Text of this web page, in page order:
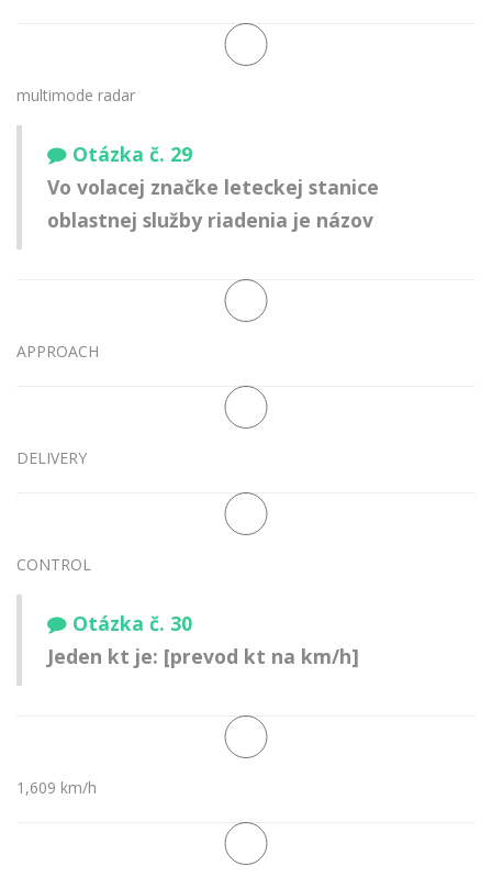
multimode radar
Otázka č. 29
Vo volacej značke leteckej stanice
oblastnej služby riadenia je názov
APPROACH
DELIVERY
CONTROL
Otázka č. 30
Jeden kt je: [prevod kt na km/h]
1,609 km/h